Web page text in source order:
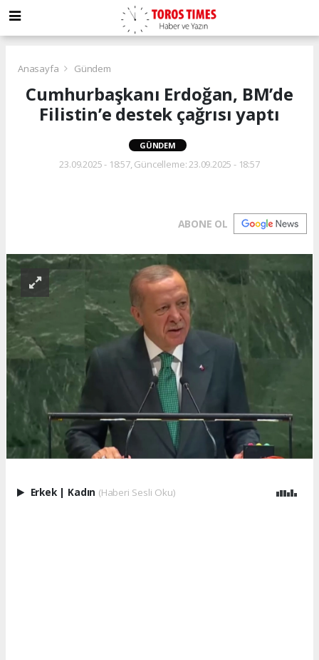
Anasayfa Gündem
Cumhurbaşkanı Erdoğan, BM’de
Filistin’e destek çağrısı yaptı
GÜNDEM
23.09.2025 - 18:57, Güncelleme: 23.09.2025 - 18:57
ABONE OL
Erkek | Kadın (Haberi Sesli Oku)